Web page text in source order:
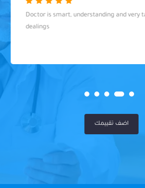
Doctor is smart, understanding and
dealings
اضف تقييمك